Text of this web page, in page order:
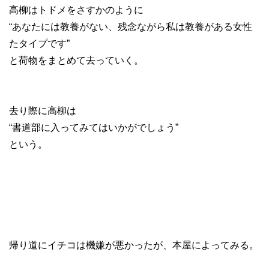
高柳はトドメをさすかのように
“あなたには教養がない、残念ながら私は教養がある女性
たタイプです”
と荷物をまとめて去っていく。
去り際に高柳は
“書道部に入ってみてはいかがでしょう”
という。
帰り道にイチコは機嫌が悪かったが、本屋によってみる。